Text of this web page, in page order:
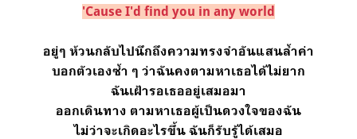
'Cause I'd find you in any world
อยู่ๆ ห้วนกลับไปนึกถึงความทรงจำอันแสนล้ำค่า
บอกตัวเองซ้ำ ๆ ว่าฉันคงตามหาเธอได้ไม่ยาก
ฉันเฝ้ารอเธออยู่เสมอมา
ออกเดินทาง ตามหาเธอผู้เป็นดวงใจของฉัน
ไม่ว่าจะเกิดอะไรขึ้น ฉันก็รับรู้ได้เสมอ